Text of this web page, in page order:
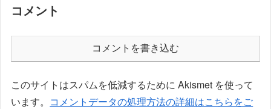
コメント
コメントを書き込む
このサイトはスパムを低減するために Akismet を使って
います。 コメントデータの処理方法の詳細はこちらをご